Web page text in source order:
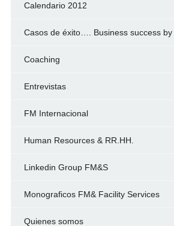
Calendario 2012
Casos de éxito…. Business success
Coaching
Entrevistas
FM Internacional
Human Resources & RR.HH.
Linkedin Group FM&S
Monograficos FM& Facility Services
Quienes somos